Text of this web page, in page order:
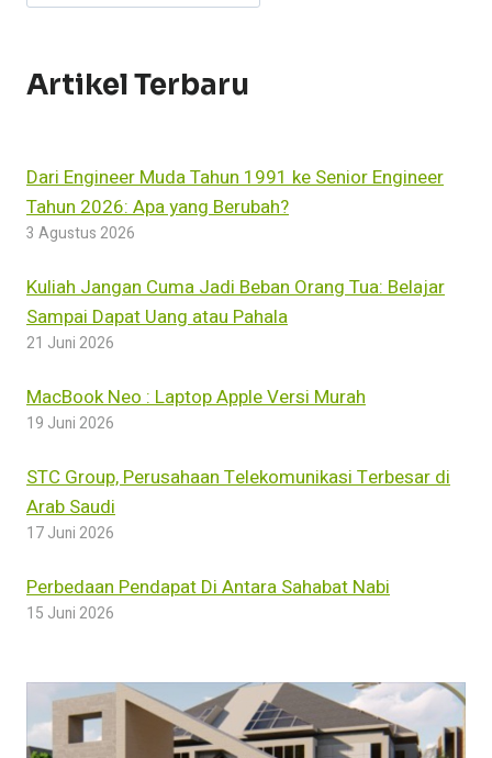
Artikel Terbaru
Dari Engineer Muda Tahun 1991 ke Senior Engineer
Tahun 2026: Apa yang Berubah?
3 Agustus 2026
Kuliah Jangan Cuma Jadi Beban Orang Tua: Belajar
Sampai Dapat Uang atau Pahala
21 Juni 2026
MacBook Neo : Laptop Apple Versi Murah
19 Juni 2026
STC Group, Perusahaan Telekomunikasi Terbesar di
Arab Saudi
17 Juni 2026
Perbedaan Pendapat Di Antara Sahabat Nabi
15 Juni 2026